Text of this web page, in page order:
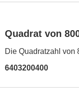
Quadrat von
Die Quadratzahl von
6403200400